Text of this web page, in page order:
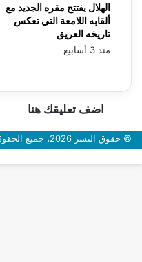
الهلال يفتتح مقره الجديد مع
ألقابه اللامعة التي تعكس
تاريخه العريق
منذ 3 أسابيع
اضف تعليقك هنا
© حقوق النشر 2026، جميع الحقوق محفوظة بوابة سعودي اون